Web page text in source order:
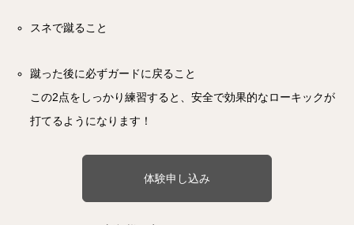
スネで蹴ること
蹴った後に必ずガードに戻ること
この2点をしっかり練習すると、安全で効果的なローキックが
打てるようになります！
体験申し込み